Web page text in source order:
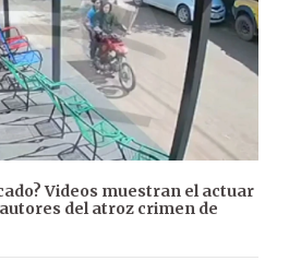
Videos muestran el actuar
del atroz crimen de